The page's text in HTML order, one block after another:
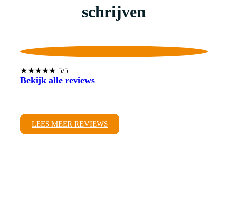
schrijven
★★★★★ 5/5
Bekijk alle reviews
LEES MEER REVIEWS